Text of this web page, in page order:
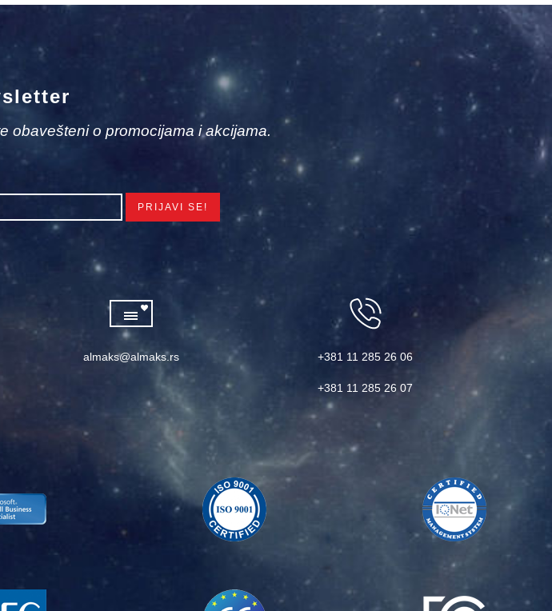
obavešteni o promocijama i akcijama.
almaks@almaks.rs +381 11 285 26 06
+381 11 285 26 07